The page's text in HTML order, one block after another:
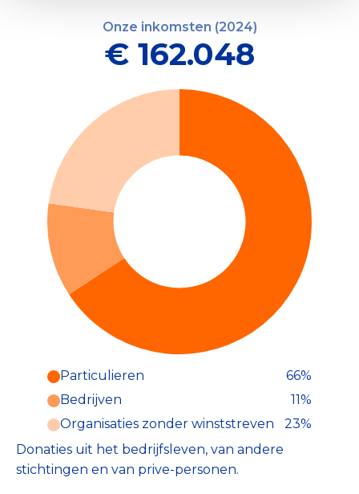
Onze inkomsten (2024)
€ 162.048
Particulieren (66%)
Deze inkomsten zijn als volgt
onderverdeeld:
Particulieren
66%
Bedrijven
11%
Organisaties zonder winststreven
23%
Donaties uit het bedrijfsleven, van andere
stichtingen en van prive-personen.